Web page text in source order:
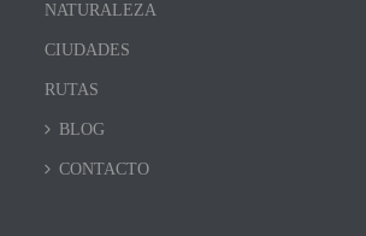
NATURALEZA
CIUDADES
RUTAS
BLOG
CONTACTO